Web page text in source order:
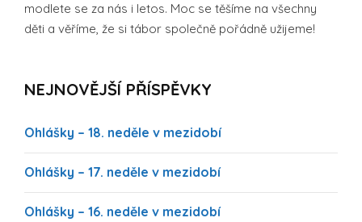
modlete se za nás i letos. Moc se těšíme na všechny
děti a věříme, že si tábor společně pořádně užijeme!
NEJNOVĚJŠÍ PŘÍSPĚVKY
Ohlášky – 18. neděle v mezidobí
Ohlášky – 17. neděle v mezidobí
Ohlášky – 16. neděle v mezidobí